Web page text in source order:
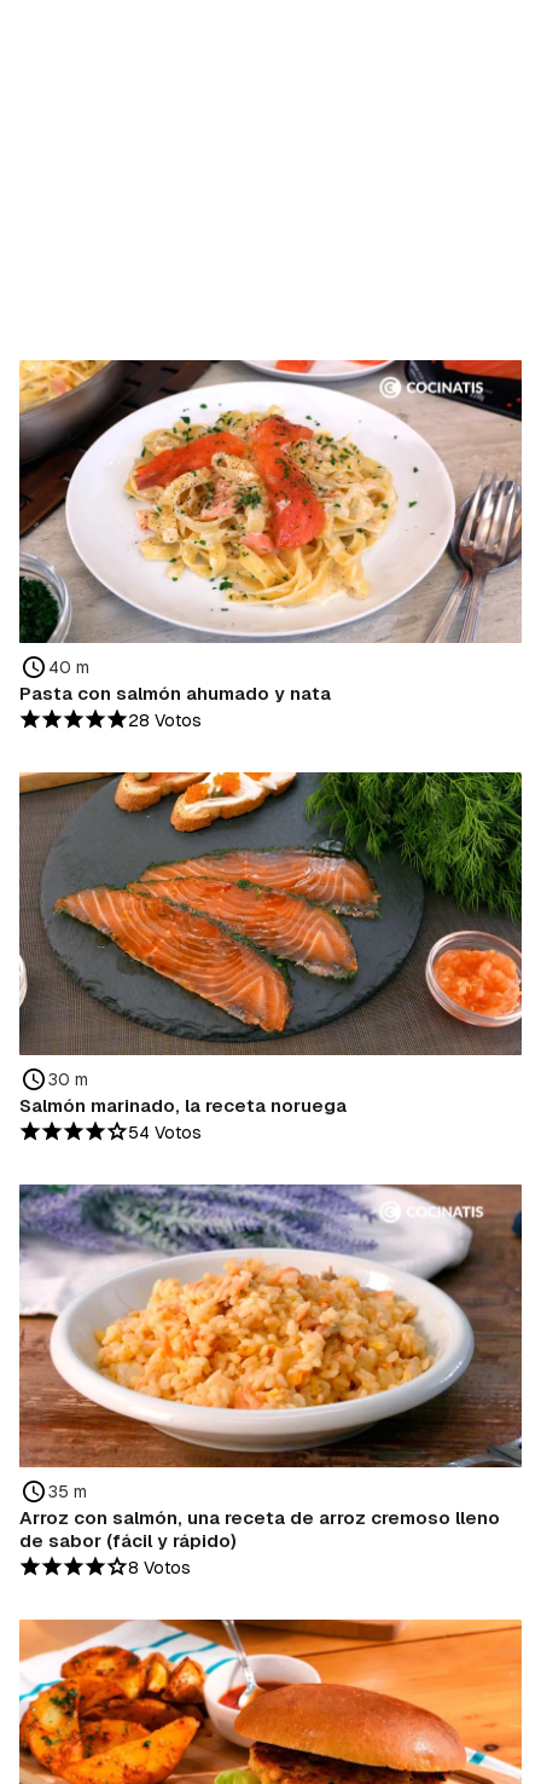
40 m
Pasta con salmón ahumado y nata
28 Votos
30 m
Salmón marinado, la receta noruega
54 Votos
35 m
Arroz con salmón, una receta de arroz cremoso lleno
de sabor (fácil y rápido)
8 Votos